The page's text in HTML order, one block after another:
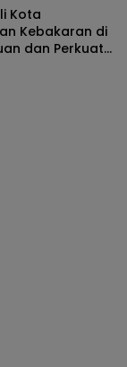
Kota
Kebakaran di
dan Perkuat